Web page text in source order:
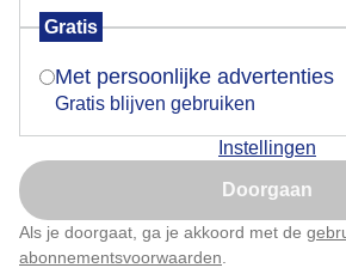
Gratis
Met persoonlijke advertenties
Gratis blijven gebruiken
Instellingen
Doorgaan
Als je doorgaat, ga je akkoord met de
abonnementsvoorwaarden
Door: Diana Huntjens Gemaakt: 17-05-
Is goed, toon de
Nu niet, misschien
Klik hierom dit aan te